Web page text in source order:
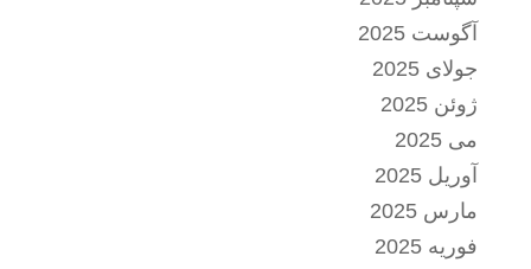
آگوست 2025
جولای 2025
ژوئن 2025
می 2025
آوریل 2025
مارس 2025
فوریه 2025